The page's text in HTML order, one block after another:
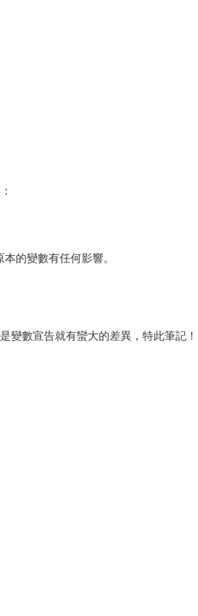
的變數有任何影響。
變數宣告就有蠻大的差異，特此筆記！